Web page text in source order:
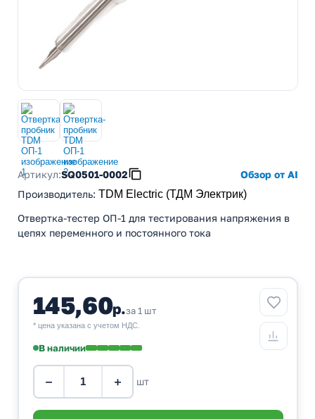
Артикул:SQ0501-0002
Обзор от AI
Производитель: TDM Electric (ТДМ Электрик)
Отвертка-тестер ОП-1 для тестирования напряжения в
цепях переменного и постоянного тока
145,60р.за 1 шт
* цена указана с учетом НДС.
В наличии
− + шт